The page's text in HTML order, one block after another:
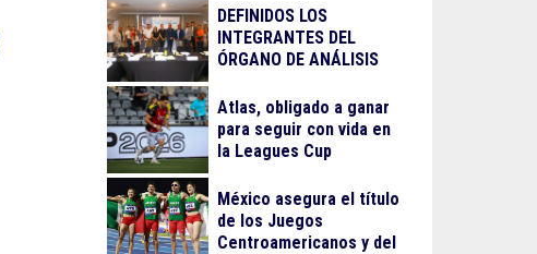
OBLATOS
DEFINIDOS LOS
INTEGRANTES DEL
ÓRGANO DE ANÁLISIS
RECONOCIMIENTO AL
MÉRITO DEPORTIVO
2023
Atlas, obligado a ganar
para seguir con vida en
la Leagues Cup
México asegura el título
de los Juegos
Centroamericanos y del